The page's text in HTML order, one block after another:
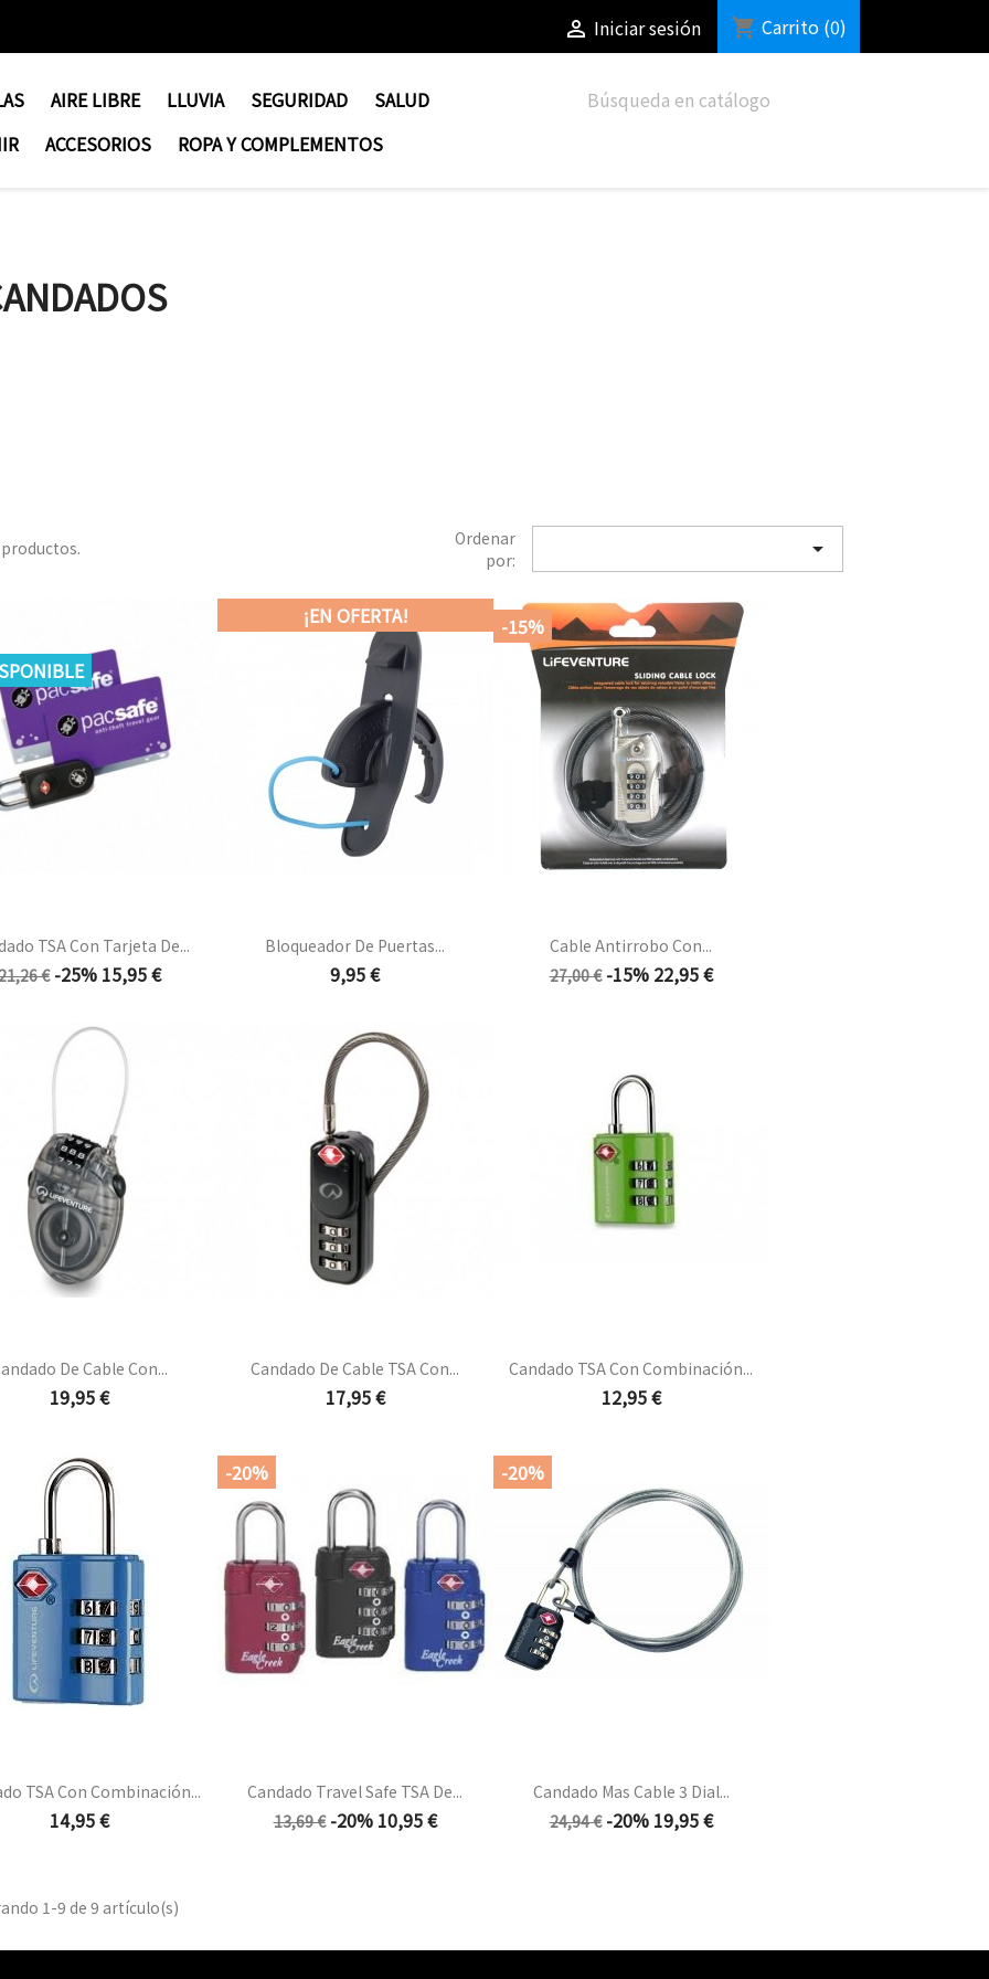
 Iniciar sesión shopping_cart Carrito (0)
AIRE LIBRE LLUVIA SEGURIDAD
SALUD
ACCESORIOS ROPA Y COMPLEMENTOS
Ordenar
por:

TSA Con Tarjeta De...
€ -25% Precio
15,95 €
Bloqueador De Puertas...
Precio
9,95 €
¡EN OFERTA!
Cable Antirrobo Con...
Precio
27,00 € -15% Precio
22,95 €
-15%
De Cable Con...
Precio
19,95 €
Candado De Cable TSA Con...
Precio
17,95 €
Candado TSA Con Combinación...
Precio
12,95 €
TSA Con Combinación...
Precio
14,95 €
Candado Travel Safe TSA De...
Precio
13,69 € -20% Precio
10,95 €
-20%
Candado Mas Cable 3 Dial...
Precio
24,94 € -20% Precio
19,95 €
-20%
1-9 de 9 artículo(s)